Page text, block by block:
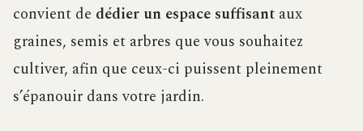
convient de dédier un espace suffisant aux
graines, semis et arbres que vous souhaitez
cultiver, afin que ceux-ci puissent pleinement
s’épanouir dans votre jardin.